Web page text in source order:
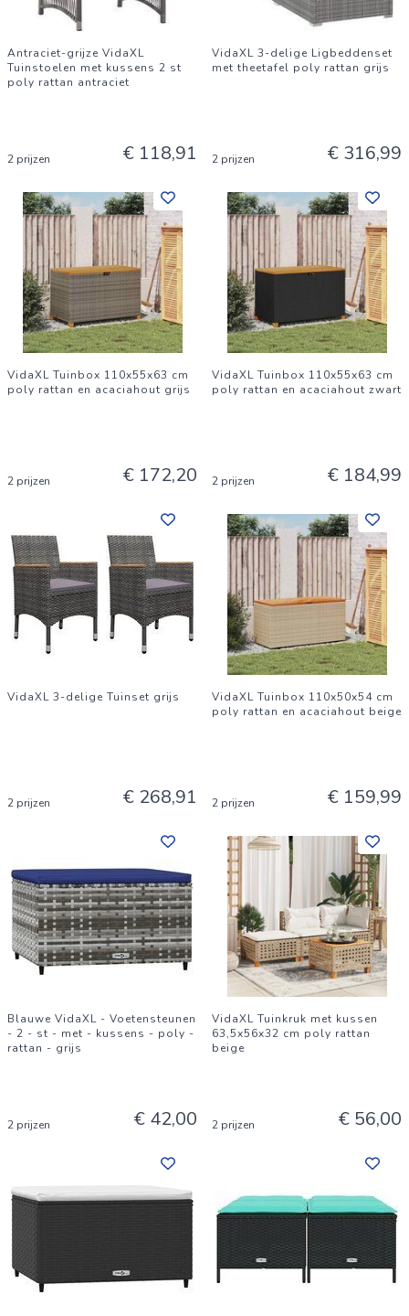
Antraciet-grijze VidaXL
Tuinstoelen met kussens 2 st
poly rattan antraciet
2 prijzen € 118,91
VidaXL 3-delige Ligbeddenset
met theetafel poly rattan grijs
2 prijzen € 316,99
VidaXL Tuinbox 110x55x63 cm
poly rattan en acaciahout grijs
2 prijzen € 172,20
VidaXL Tuinbox 110x55x63 cm
poly rattan en acaciahout zwart
2 prijzen € 184,99
VidaXL 3-delige Tuinset grijs
2 prijzen € 268,91
VidaXL Tuinbox 110x50x54 cm
poly rattan en acaciahout beige
2 prijzen € 159,99
Blauwe VidaXL - Voetensteunen
- 2 - st - met - kussens - poly -
rattan - grijs
2 prijzen € 42,00
VidaXL Tuinkruk met kussen
63,5x56x32 cm poly rattan
beige
2 prijzen € 56,00